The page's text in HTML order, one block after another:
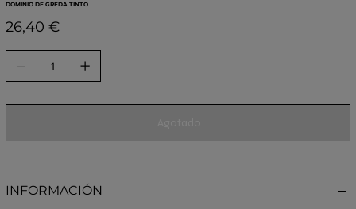
DOMINIO DE GREDA TINTO
Precio
26,40 €
INFORMACIÓN